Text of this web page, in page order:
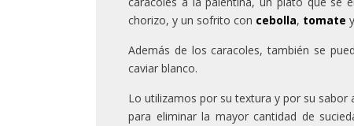
chorizo, y un sofrito con cebolla, tomate
Además de los caracoles, también se
caviar blanco.
Lo utilizamos por su textura y por su sabor
para eliminar la mayor cantidad de